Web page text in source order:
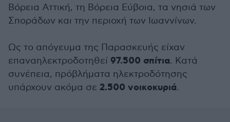
Βόρεια Αττική, τη Βόρεια Εύβοια, τα νησιά των
Σποράδων και την περιοχή των Ιωαννίνων.
Ως το απόγευμα της Παρασκευής είχαν
επαναηλεκτροδοτηθεί 97.500 σπίτια. Κατά
συνέπεια, πρόβλήματα ηλεκτροδότησης
υπάρχουν ακόμα σε 2.500 νοικοκυριά.